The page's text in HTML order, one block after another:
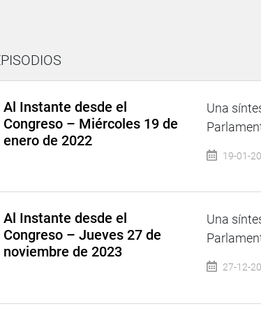
Al Instante desde el
Congreso – Miércoles 19 de
enero de 2022
Una
19-01-
Al Instante desde el
Congreso – Jueves 27 de
noviembre de 2023
Una
27-12-